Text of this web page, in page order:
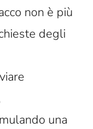
non è più
degli
una